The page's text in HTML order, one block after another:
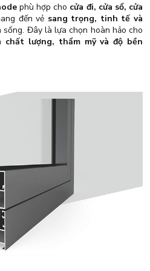
phù hợp cho cửa đi, cửa sổ, cửa
đến vẻ sang trọng, tinh tế và
sống. Đây là lựa chọn hoàn hảo cho
chất lượng, thẩm mỹ và độ bền